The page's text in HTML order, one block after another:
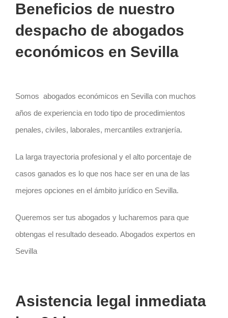
Beneficios de nuestro
despacho de abogados
económicos en Sevilla
Somos abogados económicos en Sevilla con muchos
años de experiencia en todo tipo de procedimientos
penales, civiles, laborales, mercantiles extranjería.
La larga trayectoria profesional y el alto porcentaje de
casos ganados es lo que nos hace ser en una de las
mejores opciones en el ámbito jurídico en Sevilla.
Queremos ser tus abogados y lucharemos para que
obtengas el resultado deseado. Abogados expertos en
Sevilla
Asistencia legal inmediata